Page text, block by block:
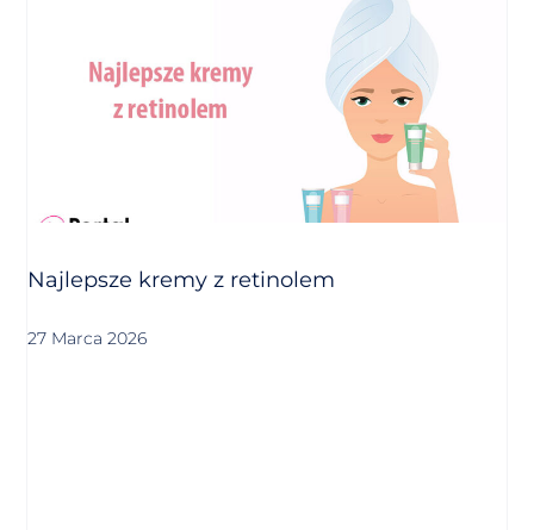
Najlepsze kremy z retinolem
27 Marca 2026